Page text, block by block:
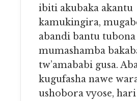
ibiti akubaka akantu
kamukingira,
abandi bantu tubona
mumashamba
tw’amababi gusa.
kugufasha nawe
ushobora vyose, hari